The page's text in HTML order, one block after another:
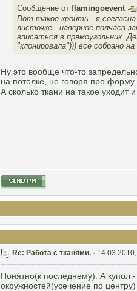
Сообщение от flamingoevent
Вот такое кроить - я
листочке...наверное полчаса
вписаться в прямоугольник.
"клонировала"))) все собрано
Ну это вообще что-то
на потолке, не говоря про форму
А сколько ткани на такое уходит
Re: Работа с тканями. -
Понятно(к последнему). А купол
окружностей(усечение по центру)